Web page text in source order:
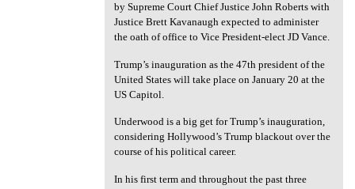
by Supreme Court Chief Justice John Roberts with
Justice Brett Kavanaugh expected to administer
the oath of office to Vice President-elect JD Vance.
Trump’s inauguration as the 47th president of the
United States will take place on January 20 at the
US Capitol.
Underwood is a big get for Trump’s inauguration,
considering Hollywood’s Trump blackout over the
course of his political career.
In his first term and throughout the past three